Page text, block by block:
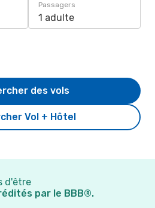
Passagers
1 adulte
Vol + Hôtel
des vols
d'être
par le BBB®.